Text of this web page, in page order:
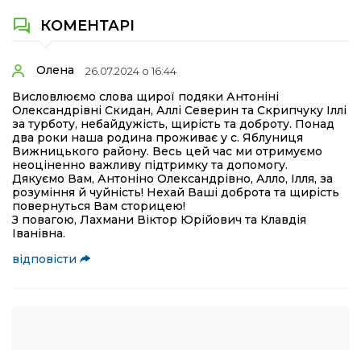
КОМЕНТАРІ
Олена 26.07.2024 о 16:44
Висловлюємо слова щирої подяки Антоніні
Олександрівні Скидан, Аллі Северин та Скрипчуку Іллі
за турботу, небайдужість, щирість та доброту. Понад
два роки наша родина проживає у с. Яблуниця
Вижницького району. Весь цей час ми отримуємо
неоціненно важливу підтримку та допомогу.
Дякуємо Вам, Антоніно Олександрівно, Алло, Ілля, за
розуміння й чуйність! Нехай Ваші доброта та щирість
повернуться Вам сторицею!
З повагою, Лахмани Віктор Юрійович та Клавдія
Іванівна.
відповісти